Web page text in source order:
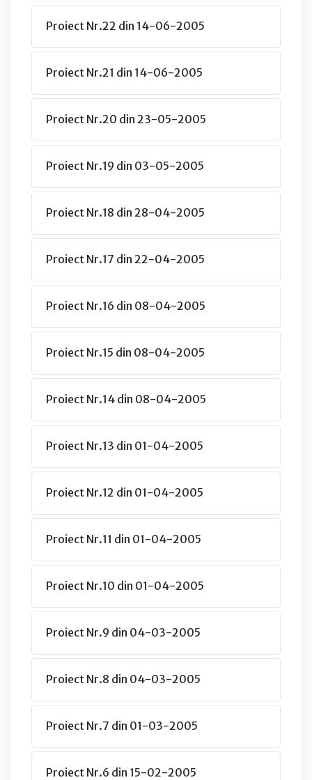
Proiect Nr.22 din 14-06-2005
Proiect Nr.21 din 14-06-2005
Proiect Nr.20 din 23-05-2005
Proiect Nr.19 din 03-05-2005
Proiect Nr.18 din 28-04-2005
Proiect Nr.17 din 22-04-2005
Proiect Nr.16 din 08-04-2005
Proiect Nr.15 din 08-04-2005
Proiect Nr.14 din 08-04-2005
Proiect Nr.13 din 01-04-2005
Proiect Nr.12 din 01-04-2005
Proiect Nr.11 din 01-04-2005
Proiect Nr.10 din 01-04-2005
Proiect Nr.9 din 04-03-2005
Proiect Nr.8 din 04-03-2005
Proiect Nr.7 din 01-03-2005
Proiect Nr.6 din 15-02-2005